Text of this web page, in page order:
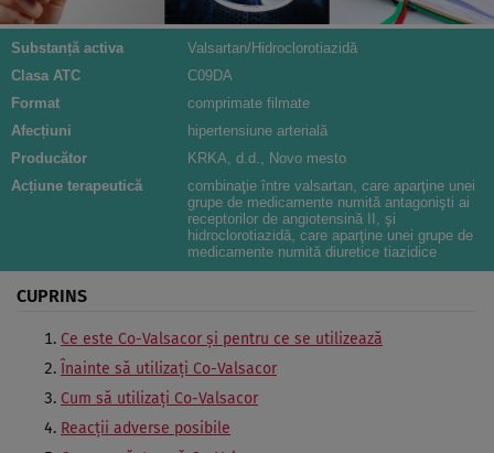
Substanță activa
Valsartan/Hidroclorotiazidă
Clasa ATC
C09DA
Format
comprimate filmate
Afecțiuni
hipertensiune arterială
Producător
KRKA, d.d., Novo mesto
Acțiune terapeutică
combinaţie între valsartan, care aparţine unei
grupe de medicamente numită antagonişti ai
receptorilor de angiotensină II, şi
hidroclorotiazidă, care aparţine unei grupe de
medicamente numită diuretice tiazidice
CUPRINS
Ce este Co-Valsacor şi pentru ce se utilizează
Înainte să utilizaţi Co-Valsacor
Cum să utilizaţi Co-Valsacor
Reacţii adverse posibile